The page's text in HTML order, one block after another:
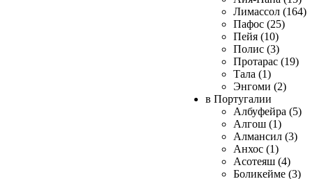
Лимассол (164)
Пафос (25)
Пейя (10)
Полис (3)
Протарас (19)
Тала (1)
Энгоми (2)
в Португалии
Албуфейра (5)
Алгош (1)
Алмансил (3)
Анхос (1)
Асотеяш (4)
Боликейме (3)